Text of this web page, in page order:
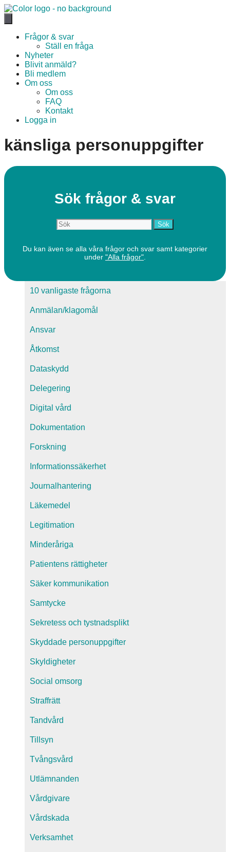
Hoppa
till
innehåll
Frågor & svar
Ställ en fråga
Nyheter
Blivit anmäld?
Bli medlem
Om oss
Om oss
FAQ
Kontakt
Logga in
känsliga personuppgifter
Sök frågor & svar
Du kan även se alla våra frågor och svar samt kategorier
under "Alla frågor".
10 vanligaste frågorna
Anmälan/klagomål
Ansvar
Åtkomst
Dataskydd
Delegering
Digital vård
Dokumentation
Forskning
Informationssäkerhet
Journalhantering
Läkemedel
Legitimation
Minderåriga
Patientens rättigheter
Säker kommunikation
Samtycke
Sekretess och tystnadsplikt
Skyddade personuppgifter
Skyldigheter
Social omsorg
Straffrätt
Tandvård
Tillsyn
Tvångsvård
Utlämnanden
Vårdgivare
Vårdskada
Verksamhet